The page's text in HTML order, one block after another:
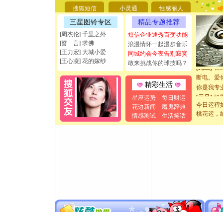
搜狐短信 小灵通 性感丽人
三星图铃专区
[周杰伦] 千里之外
[誓 言] 求佛
[王力宏] 大城小爱
[王心凌] 花的嫁纱
精品专题推荐
短信企业通秀百变功能
浪漫情怀一起漫步音乐
同城约会今夜告别寂寞
敢来挑战你的球技吗？
精彩生活
星座运势
每日财运
花边新闻
魔鬼辞典
情感测试
生活笑话
要平安！
[圣诞节]
能正大光
都要快乐
[圣诞节]
如意,快
[元旦]看
断电。爱
你是我专
[元旦] 如
起；二是
离。水晶
[元旦]当
送你一棵
今日运程
桃花运，